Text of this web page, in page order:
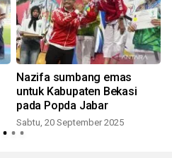
Nazifa sumbang emas
untuk Kabupaten Bekasi
pada Popda Jabar
Sabtu, 20 September 2025